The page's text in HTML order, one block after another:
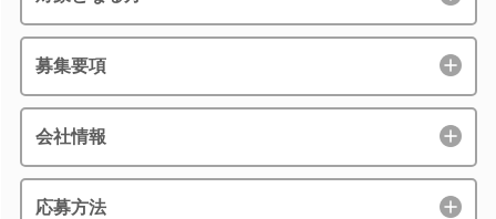
募集要項
会社情報
応募方法